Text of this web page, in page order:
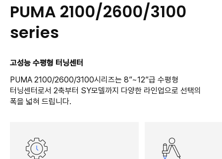
PUMA 2100/2600/3100
series
고성능 수평형 터닝센터
PUMA 2100/2600/3100시리즈는 8”~12”급 수평형
터닝센터로서 2축부터 SY모델까지 다양한 라인업으로 선택의
폭을 넓혀 드립니다.